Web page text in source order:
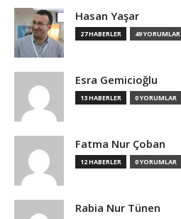
Hasan Yaşar
27 HABERLER 49 YORUMLAR
Esra Gemicioğlu
13 HABERLER 0 YORUMLAR
Fatma Nur Çoban
12 HABERLER 0 YORUMLAR
Rabia Nur Tünen